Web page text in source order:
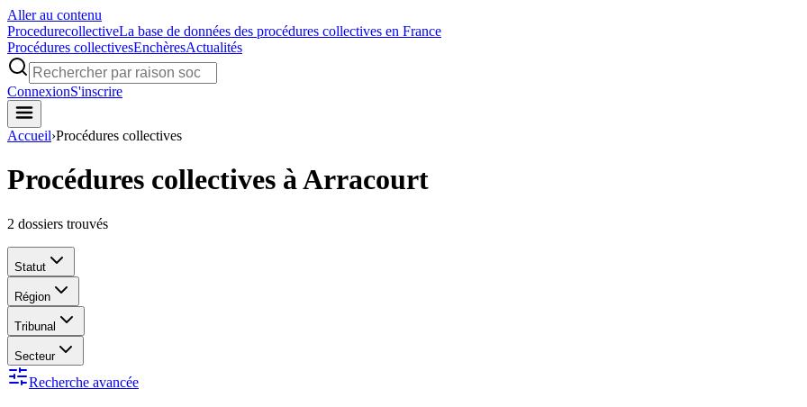
Aller au contenu
ProcedurecollectiveLa base de données des procédures collectives en France
Procédures collectivesEnchèresActualités
ConnexionS'inscrire
Accueil›Procédures collectives
Procédures collectives à Arracourt
2 dossiers trouvés
Statut
Région
Tribunal
Secteur
Recherche avancée